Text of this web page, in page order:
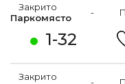
1-32
Закрито
Паркомясто
-
Закрито
-